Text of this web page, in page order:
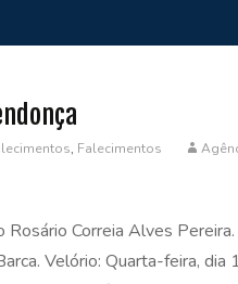
, Falecimentos
Rosário Correia Alves Pereira.
Velório: Quarta-feira, dia